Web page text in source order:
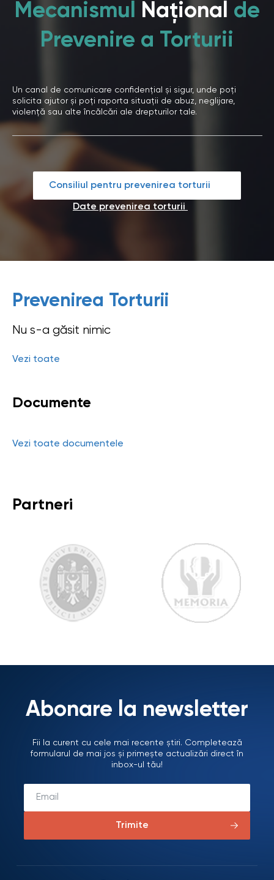
Mecanismul Național de
Prevenire a Torturii
Un canal de comunicare confidențial și sigur, unde poți
solicita ajutor și poți raporta situații de abuz, neglijare,
violență sau alte încălcări ale drepturilor tale.
Consiliul pentru prevenirea torturii
Date prevenirea torturii
Prevenirea Torturii
Nu s-a găsit nimic
Vezi toate
Documente
Vezi toate documentele
Partneri
Abonare la newsletter
Fii la curent cu cele mai recente știri. Completează
formularul de mai jos și primește actualizări direct în
inbox-ul tău!
Trimite